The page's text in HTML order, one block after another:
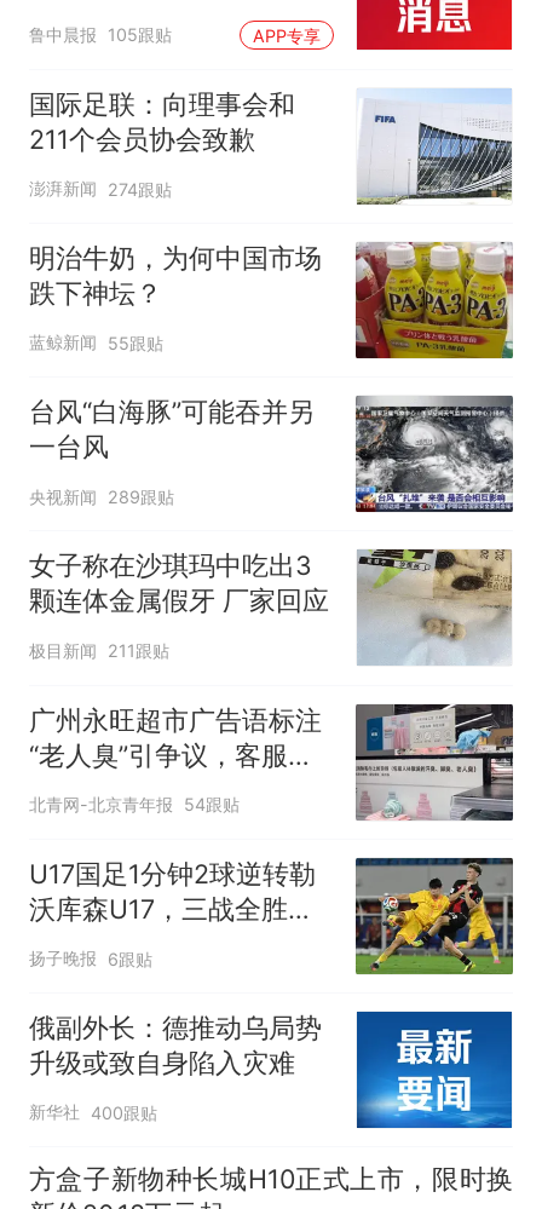
起；当事人：鱼重7斤6
两，做成红烧辣子鱼块，
味道很好
鲁中晨报 105跟贴 APP专享
国际足联：向理事会和
211个会员协会致歉
澎湃新闻 274跟贴
明治牛奶，为何中国市场
跌下神坛？
蓝鲸新闻 55跟贴
台风“白海豚”可能吞并另
一台风
央视新闻 289跟贴
女子称在沙琪玛中吃出3
颗连体金属假牙 厂家回应
极目新闻 211跟贴
广州永旺超市广告语标注
“老人臭”引争议，客服回
应
北青网-北京青年报 54跟贴
U17国足1分钟2球逆转勒
沃库森U17，三战全胜！
赵松源替补登场传射建功
扬子晚报 6跟贴
俄副外长：德推动乌局势
升级或致自身陷入灾难
新华社 400跟贴
方盒子新物种长城H10正式上市，限时换